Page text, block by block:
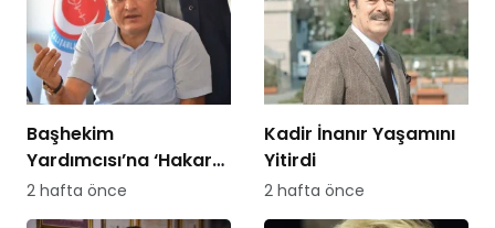
Başhekim
Yardımcısı’na ‘Hakaret
Davası’ Açan
Hemşireye Sürgün!
2 hafta önce
Kadir İnanır Yaşamını
Yitirdi
2 hafta önce